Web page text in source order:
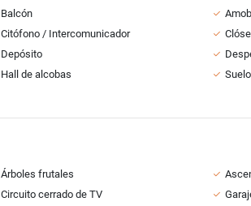
Balcón
Citófono / Intercomunicador
Depósito
Hall de alcobas
Árboles frutales
Circuito cerrado de TV